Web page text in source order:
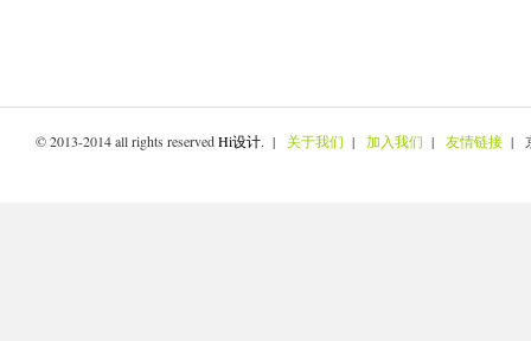
© 2013-2014 all rights reservedHi设计. | 关于我们 | 加入我们 | 友情链接 |